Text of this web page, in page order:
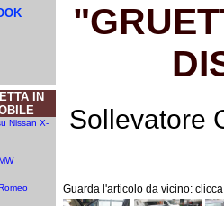
IN
Nissan X-
Sollevatore
Guarda l'articolo da vicino: